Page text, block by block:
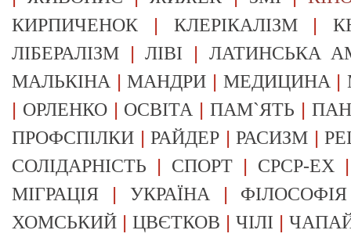
КИРПИЧЕНОК | КЛЕРІКАЛІЗМ|
ЛІБЕРАЛІЗМ |ЛІВІ | ЛАТИНСЬКА
МАЛЬКІНА |МАНДРИ | МЕДИЦИНА |
| ОРЛЕНКО| ОСВІТА |ПАМ`ЯТЬ |
ПРОФСПІЛКИ |РАЙДЕР |РАСИЗМ |
СОЛІДАРНІСТЬ | СПОРТ | СРСР-EX
МІГРАЦІЯ | УКРАЇНА | ФІЛОСОФІЯ
ХОМСЬКИЙ | ЦВЄТКОВ | ЧІЛІ |